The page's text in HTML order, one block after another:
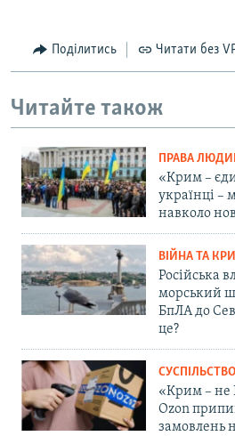
Поділитись Читати без
Читайте також
ПРАВА
«Крим –
українці –
навколо
ВІЙНА ТА
Російська
морський
БпЛА до
це?
СУСПІЛЬСТВО
«Крим – не
Ozon
замовлень